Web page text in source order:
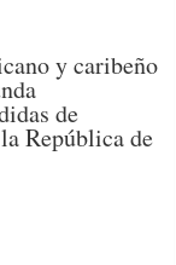
y caribeño
de
República de